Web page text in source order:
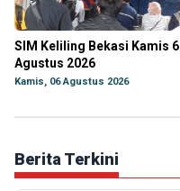
SIM Keliling Bekasi Kamis 6
Agustus 2026
Kamis, 06 Agustus 2026
Berita Terkini